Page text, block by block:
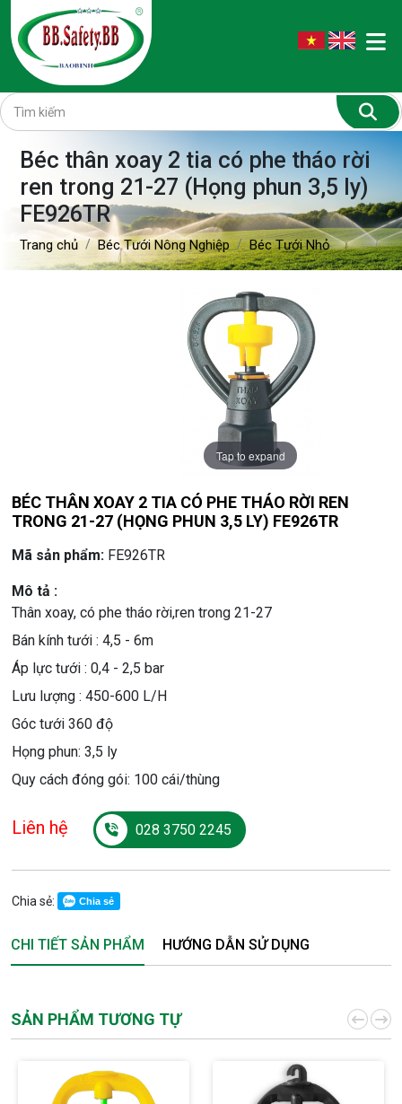
Béc thân xoay 2 tia có phe tháo rời
ren trong 21-27 (Họng phun 3,5 ly)
FE926TR
Trang chủ Béc Tưới Nông Nghiệp Béc Tưới Nhỏ
Tap to expand
BÉC THÂN XOAY 2 TIA CÓ PHE THÁO RỜI REN
TRONG 21-27 (HỌNG PHUN 3,5 LY) FE926TR
Mã sản phẩm: FE926TR
Mô tả :
Thân xoay, có phe tháo rời,ren trong 21-27
Bán kính tưới : 4,5 - 6m
Áp lực tưới : 0,4 - 2,5 bar
Lưu lượng : 450-600 L/H
Góc tưới 360 độ
Họng phun: 3,5 ly
Quy cách đóng gói: 100 cái/thùng
Liên hệ 028 3750 2245
Chia sẻ: Chia sẻ
CHI TIẾT SẢN PHẨM HƯỚNG DẪN SỬ DỤNG
SẢN PHẨM TƯƠNG TỰ